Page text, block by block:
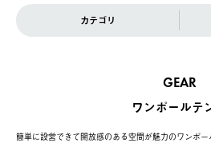
カテゴリ
GEAR
ワンポールテ
簡単に設営できて開放感のある空間が魅力のワンポー